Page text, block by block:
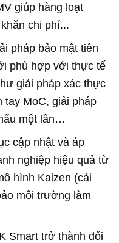
giúp hàng loạt
chi phí...
pháp bảo mật tiên
phù hợp với thực tế
giải pháp xác thực
tay MoC, giải pháp
một lần…
cập nhật và áp
nghiệp hiệu quả từ
hình Kaizen (cải
môi trường làm
Smart trở thành đối